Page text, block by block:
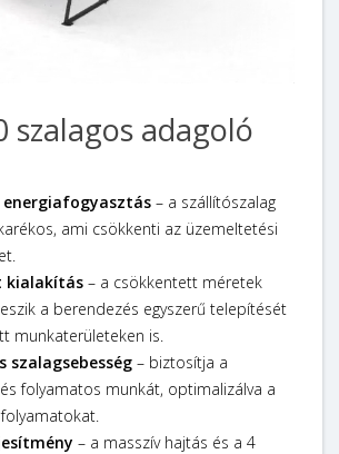
szalagos adagoló
energiafogyasztás – a szállítószalag
ami csökkenti az üzemeltetési
kialakítás – a csökkentett méretek
a berendezés egyszerű telepítését
munkaterületeken is.
szalagsebesség – biztosítja a
folyamatos munkát, optimalizálva a
– a masszív hajtás és a 4